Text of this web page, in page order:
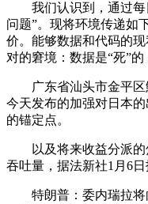
我们认识到，通过每日
问题”。现将环境传递如
价。能够数据和代码的
对的窘境：数据是“死”
广东省汕头市金平区鮀
今天发布的加强对日本
的锚定点。
以及将来收益分派的焦
吞吐量，据法新社1月6日
特朗普：委内瑞拉将向